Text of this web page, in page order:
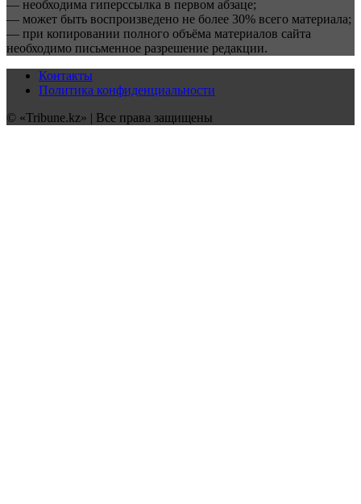
— необходима гиперссылка в первом абзаце;
— может быть воспроизведено не более 30% всего материала;
— при копировании полного объёма материалов сайта
необходимо письменное разрешение редакции.
Контакты
Политика конфиденциальности
© «Tribune.kz» | Все права защищены